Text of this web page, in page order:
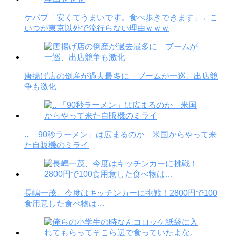
ケバブ「安くてうまいです。食べ歩きできます」←こ
いつが東京以外で流行らない理由ｗｗｗ
唐揚げ店の倒産が過去最多に ブームが一巡、出店競
争も激化
.. 「90秒ラーメン」は広まるのか 米国からやって来
た自販機のミライ
長嶋一茂、今度はキッチンカーに挑戦！2800円で100
食用意した食べ物は…